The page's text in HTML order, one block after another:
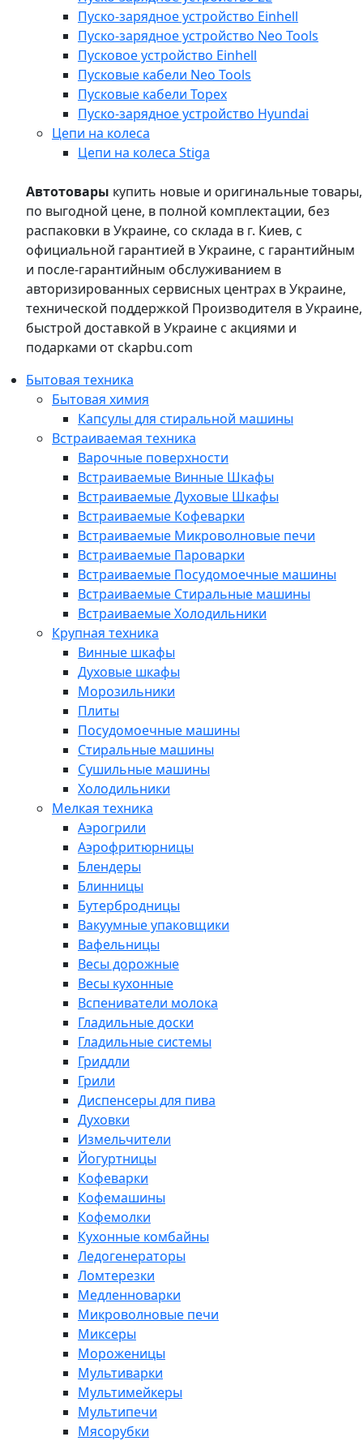
Пуско-зарядное устройство Einhell
Пуско-зарядное устройство Neo Tools
Пусковое устройство Einhell
Пусковые кабели Neo Tools
Пусковые кабели Topex
Пуско-зарядное устройство Hyundai
Цепи на колеса
Цепи на колеса Stiga
Автотовары купить новые и оригинальные товары,
по выгодной цене, в полной комплектации, без
распаковки в Украине, со склада в г. Киев, с
официальной гарантией в Украине, с гарантийным
и после-гарантийным обслуживанием в
авторизированных сервисных центрах в Украине,
технической поддержкой Производителя в Украине,
быстрой доставкой в Украине с акциями и
подарками от ckapbu.com
Бытовая техника
Бытовая химия
Капсулы для стиральной машины
Встраиваемая техника
Варочные поверхности
Встраиваемые Винные Шкафы
Встраиваемые Духовые Шкафы
Встраиваемые Кофеварки
Встраиваемые Микроволновые печи
Встраиваемые Пароварки
Встраиваемые Посудомоечные машины
Встраиваемые Стиральные машины
Встраиваемые Холодильники
Крупная техника
Винные шкафы
Духовые шкафы
Морозильники
Плиты
Посудомоечные машины
Стиральные машины
Сушильные машины
Холодильники
Мелкая техника
Аэрогрили
Аэрофритюрницы
Блендеры
Блинницы
Бутербродницы
Вакуумные упаковщики
Вафельницы
Весы дорожные
Весы кухонные
Вспениватели молока
Гладильные доски
Гладильные системы
Гриддли
Грили
Диспенсеры для пива
Духовки
Измельчители
Йогуртницы
Кофеварки
Кофемашины
Кофемолки
Кухонные комбайны
Ледогенераторы
Ломтерезки
Медленноварки
Микроволновые печи
Миксеры
Мороженицы
Мультиварки
Мультимейкеры
Мультипечи
Мясорубки